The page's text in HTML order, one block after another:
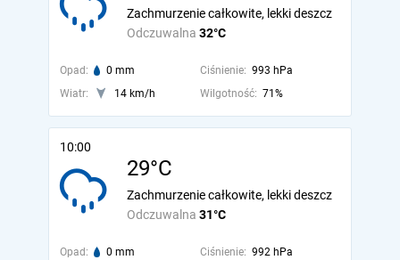
Odczuwalna 32°C
Zachmurzenie całkowite, lekki deszcz
Opad: 0 mm Ciśnienie: 993 hPa
Wiatr:
14 km/h Wilgotność: 71%
10:00
29°C
Odczuwalna 31°C
Zachmurzenie całkowite, lekki deszcz
Opad: 0 mm Ciśnienie: 992 hPa